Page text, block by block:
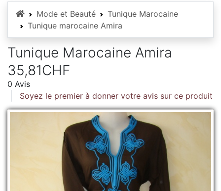
AccueilMode et Beauté
Tunique Marocaine
Tunique marocaine Amira
Tunique Marocaine Amira
35,81CHF
0 Avis
Soyez le premier à donner votre avis sur ce produit